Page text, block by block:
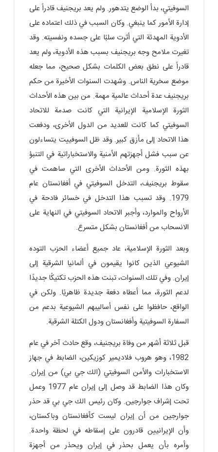
السوفيتي، بدأ الوضع يتدهور. ولم يعد بريجنيف قادراً على
إدارة الأمور كما ينبغي. وكان السبب في ذلك اعتماده على
الأدوية المهدئة التي أثرت سلبًا على جسده ونفسيته. وقد
تغيرت ملامح وجه بريجنيف بسبب هذه الأدوية، ولم يعد
قادراً على نطق بعض الكلمات بشكل صحيح، مما جعله
موضع سخرية الناس. وشهدت السنوات الأخيرة من حكم
بريجنيف عدة أحداث عالمية مهمة. من بين هذه الأحداث
الثورة الإسلامية الإيرانية التي كانت صدمة للاتحاد
السوفيتي كما كانت للعديد من الدول الأخرى، ودفعت
هذا الاتحاد إلى مأزق كبير. وقد ظل السوفييت يتساءلون
عن سبب فشل أجهزتهم الأمنية والاستخباراتية في التنبؤ
بهذه الثورة. ومن الأحداث الأخرى التي ساهمت في
سقوط بريجنيف، التدخل السوفيتي في أفغانستان عام
1979. وقد تسبب هذا التدخل في خسائر فادحة في
الأرواح والموارد، وأجبر الاتحاد السوفيتي في النهاية على
الانسحاب من أفغانستان بشكل متسرع.
وبعد الثورة الإسلامية، عاد جميع أعضاء الحزب التوده
الشيوعي الذين كانوا يقيمون في ألمانيا الشرقية إلى
إيران. وفي تلك السنوات، تبنت هذه الحزب تكتيكًا جديدًا
لدعم الثورة، مما أعطاه دفعة جديدة ظاهريًا. ولكن في
الواقع، حافظوا على نفس أساليبهم الشيوعية بدعم من
السفارة السوفيتية وأفغانستان ودول الكتلة الشرقية.
قبل ثلاثة أشهر من وفاة بريجنيف، وقع حادث آخر في عام
1982، وهو هروب فلاديمير كوزيكين، الضابط في جهاز
الاستخبارات والأمن السوفيتي (الك جي بي) من إيران.
وكان هذا الضابط قد وصل إلى إيران عام 1977 وعمل
تحت إشراف جوارجين. وكان رئيس الك جي بي قد حذر
جوارجين من أن إيران ليست كأفغانستان وباكستان،
وأن الإيرانيين قادرون على إسقاطه في لحظة واحدة.
وأمره بأن يعمل بحذر في إيران ويحذر من أجهزة